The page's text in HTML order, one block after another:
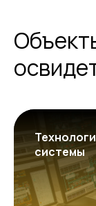
системы